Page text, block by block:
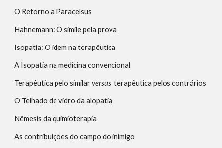
Terapêutica pelo similar versus
Nêmesis da quimioterapia